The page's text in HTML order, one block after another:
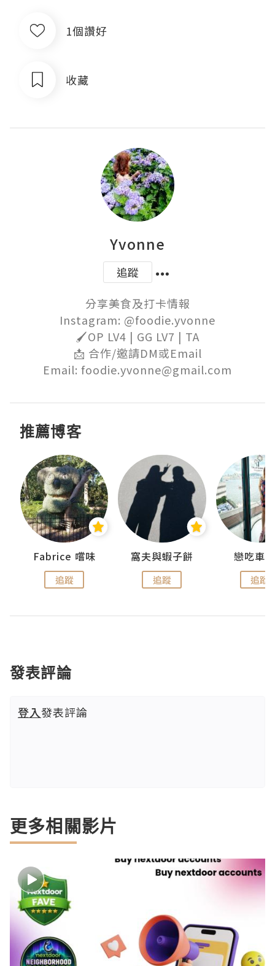
1個讚好
收藏
Yvonne
追蹤
分享美食及打卡情報
Instagram: @foodie.yvonne
🖌OP LV4 | GG LV7 | TA
📩 合作/邀請DM或Email
Email: foodie.yvonne@gmail.com
推薦博客
Fabrice 嚐味
追蹤
窩夫與蝦子餅
追蹤
戀吃車
追蹤
發表評論
登入發表評論
更多相關影片